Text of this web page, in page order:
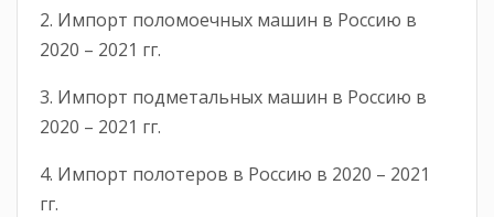
2. Импорт поломоечных машин в Россию в
2020 – 2021 гг.
3. Импорт подметальных машин в Россию в
2020 – 2021 гг.
4. Импорт полотеров в Россию в 2020 – 2021
гг.